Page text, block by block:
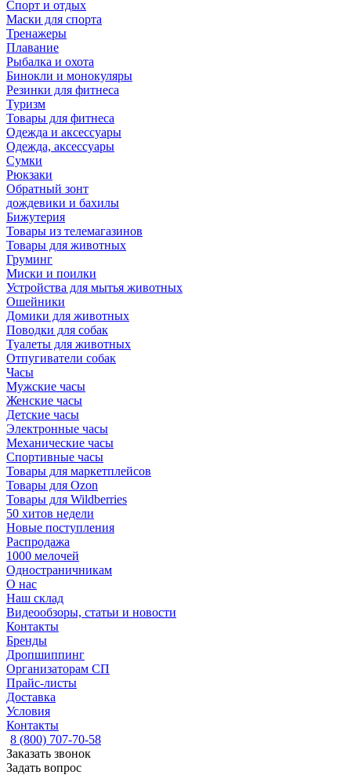
Спорт и отдых
Маски для спорта
Тренажеры
Плавание
Рыбалка и охота
Бинокли и монокуляры
Резинки для фитнеса
Туризм
Товары для фитнеса
Одежда и аксессуары
Одежда, аксессуары
Сумки
Рюкзаки
Обратный зонт
дождевики и бахилы
Бижутерия
Товары из телемагазинов
Товары для животных
Груминг
Миски и поилки
Устройства для мытья животных
Ошейники
Домики для животных
Поводки для собак
Туалеты для животных
Отпугиватели собак
Часы
Мужские часы
Женские часы
Детские часы
Электронные часы
Механические часы
Спортивные часы
Товары для маркетплейсов
Товары для Ozon
Товары для Wildberries
50 хитов недели
Новые поступления
Распродажа
1000 мелочей
Одностраничникам
О нас
Наш склад
Видеообзоры, статьи и новости
Контакты
Бренды
Дропшиппинг
Организаторам СП
Прайс-листы
Доставка
Условия
Контакты
8 (800) 707-70-58
Заказать звонок
Задать вопрос